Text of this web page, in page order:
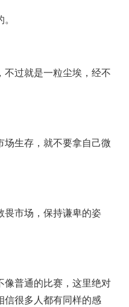
过就是一粒尘埃，经不
生存，就不要拿自己微
畏市场，保持谦卑的姿
像普通的比赛，这里绝对
信很多人都有同样的感